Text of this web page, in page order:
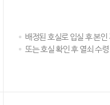
배정된 호실로 입실 후 본
또는 호실 확인 후 열쇠 수령